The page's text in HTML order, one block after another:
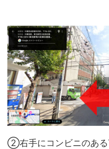
②右手にコンビニのある